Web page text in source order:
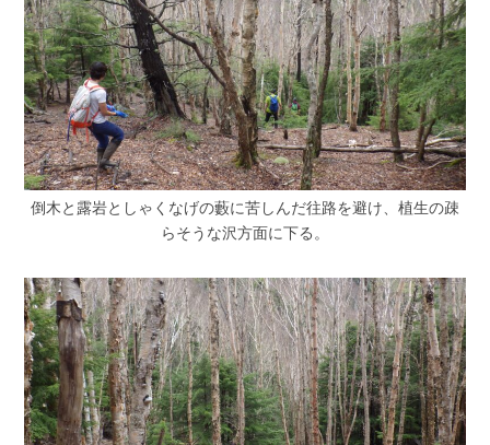
倒木と露岩としゃくなげの藪に苦しんだ往路を避け、植生の疎
らそうな沢方面に下る。